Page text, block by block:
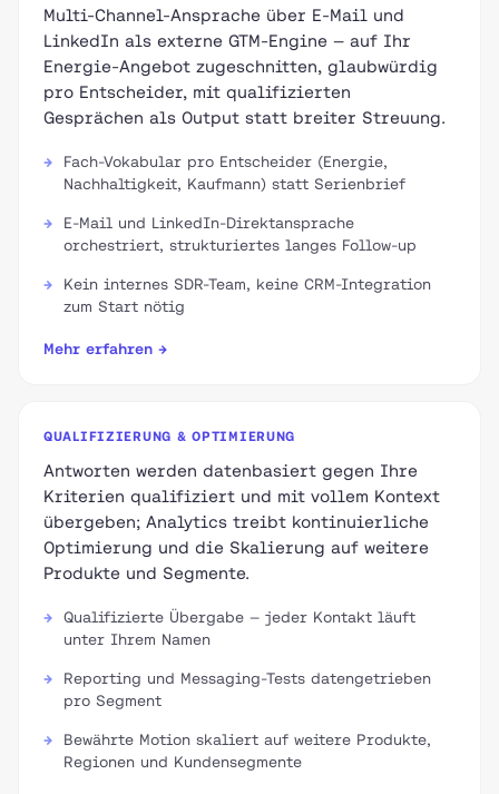
Multi-Channel-Ansprache über E-Mail und
LinkedIn als externe GTM-Engine — auf Ihr
Energie-Angebot zugeschnitten, glaubwürdig
pro Entscheider, mit qualifizierten
Gesprächen als Output statt breiter Streuung.
Fach-Vokabular pro Entscheider (Energie,
Nachhaltigkeit, Kaufmann) statt Serienbrief
E-Mail und LinkedIn-Direktansprache
orchestriert, strukturiertes langes Follow-up
Kein internes SDR-Team, keine CRM-Integration
zum Start nötig
Mehr erfahren →
QUALIFIZIERUNG & OPTIMIERUNG
Antworten werden datenbasiert gegen Ihre
Kriterien qualifiziert und mit vollem Kontext
übergeben; Analytics treibt kontinuierliche
Optimierung und die Skalierung auf weitere
Produkte und Segmente.
Qualifizierte Übergabe — jeder Kontakt läuft
unter Ihrem Namen
Reporting und Messaging-Tests datengetrieben
pro Segment
Bewährte Motion skaliert auf weitere Produkte,
Regionen und Kundensegmente